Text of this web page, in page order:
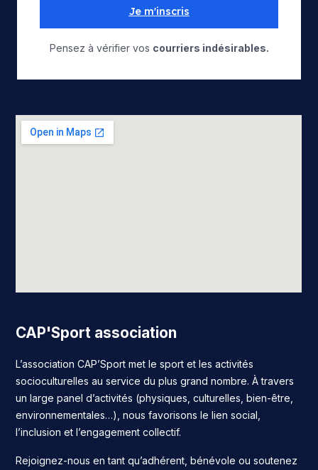
Je m'inscris
Pensez à vérifier vos courriers indésirables.
CAP'Sport association
L’association CAP’Sport met le sport et les activités
socioculturelles au service du plus grand nombre. À travers
un large panel d’activités (physiques, culturelles, bien-être,
environnementales…), nous favorisons le lien social,
l’inclusion et l’engagement collectif.
Rejoignez-nous en tant qu’adhérent, bénévole ou soutenez